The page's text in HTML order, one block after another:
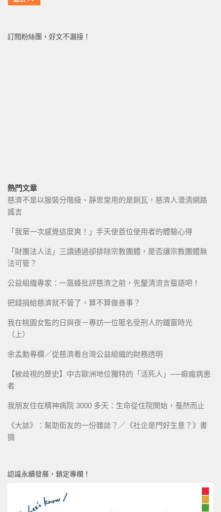
訂閱粉絲團，好文不漏接！
熱門文章
慈濟不是以服裝分階級、靜思堂用的是銅瓦，慈濟人澄清網路
謠言
「我第一次感覺這麼爽！」手天使首位使用者的體驗心得
「財團法人法」三讀通過卻排除宗教團體，是否讓宗教團體無
法可管？
公益組織專家：一窩蜂批評慈濟之前，先釐清流言蜚語吧！
把錢捐給慈濟就不管了，算不算做善事？
我在桃園女監的日與夜－專訪一位匿名受刑人的鐵窗時光
（上）
余孟勳專欄／從慈濟看台灣公益組織的財務透明
【被歧視的歷史】中古歐洲地位獨特的「活死人」──痲瘋病患
者
我朋友住在精神病院 3000 多天：生命從住院開始，戞然而止
《大誌》：幫助街友的一份雜誌？／《社企是門好生意？》書
摘
認識永續發展，鎖定專欄！